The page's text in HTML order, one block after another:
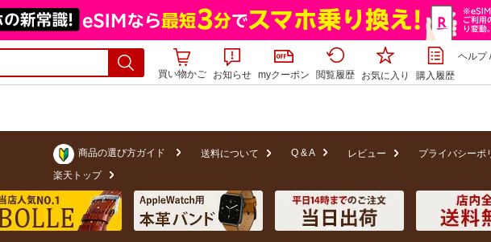
買い物かご
お知らせ myクーポン 閲覧履歴 お気に入り 購入履歴
ヘルプ
商品の選び方ガイド 送料について Q & A レビュー プライバシーポ
楽天トップ